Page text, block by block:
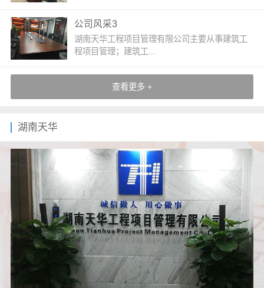
公司风采3
湖南天华工程项目管理有限公司主要从事建筑工
程项目管理；建筑工...
查看更多 +
湖南天华